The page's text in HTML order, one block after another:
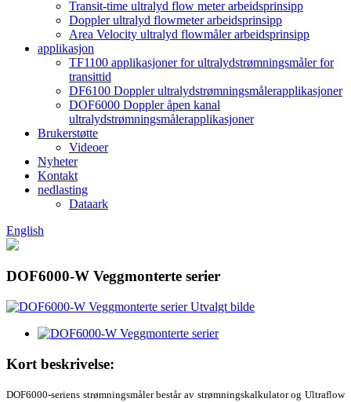
Transit-time ultralyd flow meter arbeidsprinsipp
Doppler ultralyd flowmeter arbeidsprinsipp
Area Velocity ultralyd flowmåler arbeidsprinsipp
applikasjon
TF1100 applikasjoner for ultralydstrømningsmåler for
transittid
DF6100 Doppler ultralydstrømningsmålerapplikasjoner
DOF6000 Doppler åpen kanal
ultralydstrømningsmålerapplikasjoner
Brukerstøtte
Videoer
Nyheter
Kontakt
nedlasting
Dataark
English
DOF6000-W Veggmonterte serier
Kort beskrivelse:
DOF6000-seriens strømningsmåler består av strømningskalkulator og Ultraflow